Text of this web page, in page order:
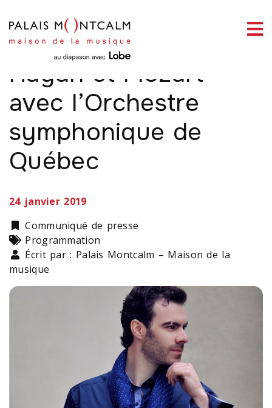
La douce folie de
Haydn et Mozart
avec l’Orchestre
symphonique de
Québec
24 janvier 2019
Catégorie
Communiqué de presse
Types
Programmation
Écrit par : Palais Montcalm – Maison de la
musique